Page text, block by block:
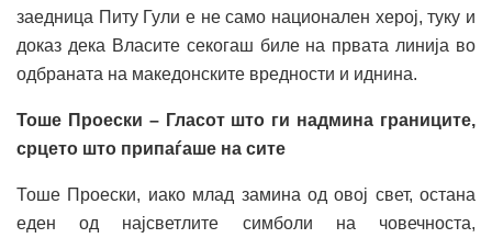
заедница Питу Гули е не само национален херој, туку и
доказ дека Власите секогаш биле на првата линија во
одбраната на македонските вредности и иднина.
Тоше Проески – Гласот што ги надмина границите,
срцето што припаѓаше на сите
Тоше Проески, иако млад замина од овој свет, остана
еден од најсветлите симболи на човечноста,